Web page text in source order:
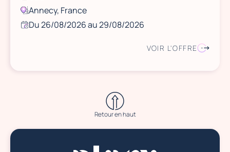
Annecy, France
Du 26/08/2026 au 29/08/2026
VOIR L'OFFRE
Retour en haut